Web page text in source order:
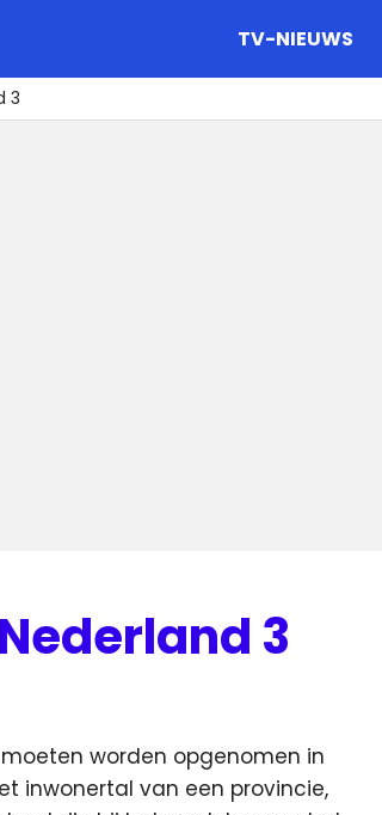
TV-NIEUWS
3
3
worden opgenomen in
inwonertal van een provincie,